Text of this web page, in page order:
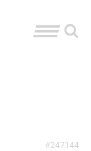
#247144